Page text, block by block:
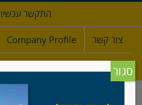
התקשר עכשיו 5765*
צור קשר Company Profile
סגור